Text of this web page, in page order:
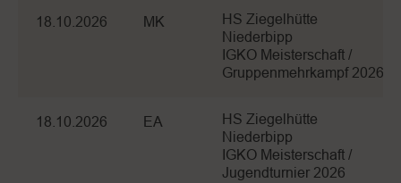
18.10.2026 MK
HS Ziegelhütte
Niederbipp
IGKO Meisterschaft /
Gruppenmehrkampf 2026
18.10.2026 EA
HS Ziegelhütte
Niederbipp
IGKO Meisterschaft /
Jugendturnier 2026